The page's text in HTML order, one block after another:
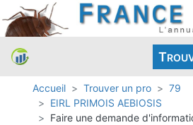
T
Accueil Trouver un pro
79
EIRL PRIMOIS AEBIOSIS
Faire une demande